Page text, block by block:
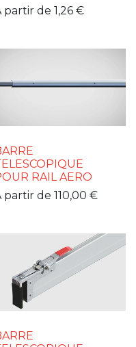
partir de 1,26€
RAIL AERO
partir de 110,00 €